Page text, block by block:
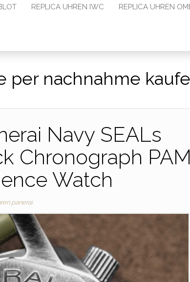
REPLICA UHREN IWC REPLICA UHREN
per nachnahme
Navy SEALs
Chronograph PAM
Watch
panerai